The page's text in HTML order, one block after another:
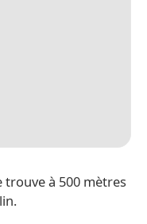
trouve à 500 mètres